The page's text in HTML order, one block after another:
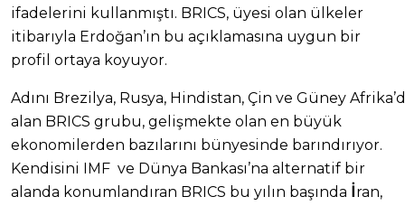
ifadelerini kullanmıştı. BRICS, üyesi olan ülkeler
itibarıyla Erdoğan’ın bu açıklamasına uygun bir
profil ortaya koyuyor.
Adını Brezilya, Rusya, Hindistan, Çin ve Güney
alan BRICS grubu, gelişmekte olan en büyük
ekonomilerden bazılarını bünyesinde barındırıyor.
Kendisini IMF ve Dünya Bankası’na alternatif bir
alanda konumlandıran BRICS bu yılın başında İran,